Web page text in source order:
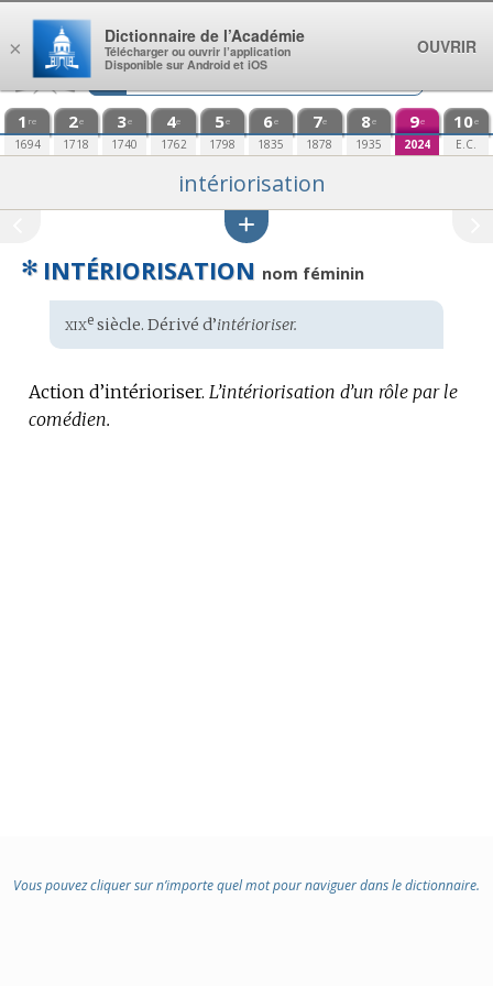
Aller au contenu
1 re
1694
2e
1718
3e
1740
4e
1762
5e
1798
6e
1835
7e
1878
8e
1935
9e
2024
10e
E.C.
intériorisation
✻ INTÉRIORISATION nom féminin
Étymologie
:
xixesiècle. Dérivé d’intérioriser.
Action d’intérioriser. L’intériorisation d’un rôle par le
comédien.
Vous pouvez cliquer sur n’importe quel mot pour naviguer dans le dictionnaire.
×
Dictionnaire de l’Académie
Télécharger ou ouvrir l’application
Disponible sur Android et iOS
OUVRIR